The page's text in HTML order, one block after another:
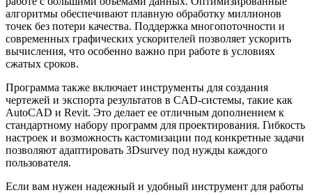
алгоритмы обеспечивают плавную обработку миллионов
точек без потери качества. Поддержка многопоточности и
современных графических ускорителей позволяет ускорить
вычисления, что особенно важно при работе в условиях
сжатых сроков.
Программа также включает инструменты для создания
чертежей и экспорта результатов в CAD-системы, такие как
AutoCAD и Revit. Это делает ее отличным дополнением к
стандартному набору программ для проектирования. Гибкость
настроек и возможность кастомизации под конкретные задачи
позволяют адаптировать 3Dsurvey под нужды каждого
пользователя.
Если вам нужен надежный и удобный инструмент для работы